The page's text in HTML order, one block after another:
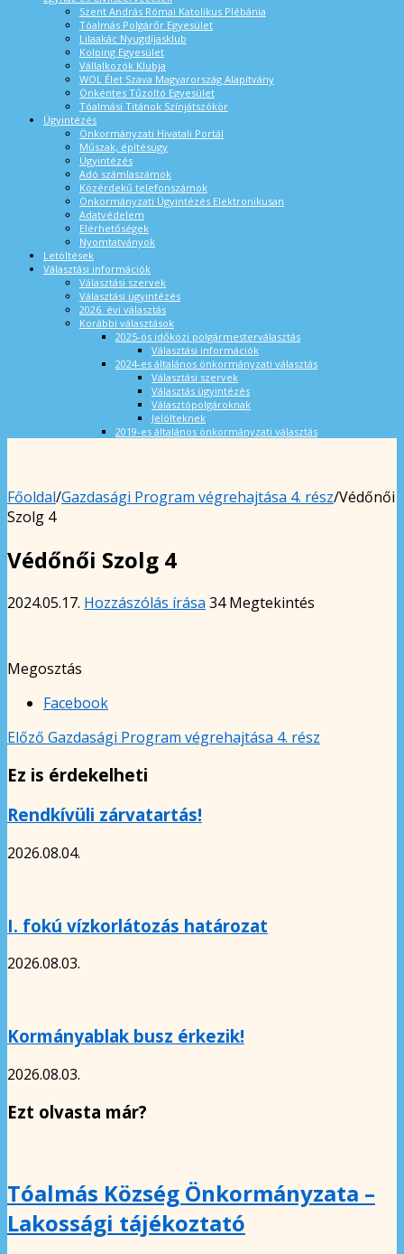
Szent András Római Katolikus Plébánia
Tóalmás Polgárőr Egyesület
Lilaakác Nyugdíjasklub
Kolping Egyesület
Vállalkozók Klubja
WOL Élet Szava Magyarország Alapítvány
Önkéntes Tűzoltó Egyesület
Tóalmási Titánok Színjátszókör
Ügyintézés
Önkormányzati Hivatali Portál
Műszak, építésügy
Ügyintézés
Adó számlaszámok
Közérdekű telefonszámok
Önkormányzati Ügyintézés Elektronikusan
Adatvédelem
Elérhetőségek
Nyomtatványok
Letöltések
Választási információk
Választási szervek
Választási ügyintézés
2026. évi választás
Korábbi választások
2025-ös időközi polgármesterválasztás
Választási információk
2024-es általános önkormányzati választás
Választási szervek
Választás ügyintézés
Választópolgároknak
Jelölteknek
2019-es általános önkormányzati választás
Főoldal/Gazdasági Program végrehajtása 4. rész/Védőnői
Szolg 4
Védőnői Szolg 4
2024.05.17. Hozzászólás írása 34 Megtekintés
Megosztás
Facebook
Előző Gazdasági Program végrehajtása 4. rész
Ez is érdekelheti
Rendkívüli zárvatartás!
2026.08.04.
I. fokú vízkorlátozás határozat
2026.08.03.
Kormányablak busz érkezik!
2026.08.03.
Ezt olvasta már?
Tóalmás Község Önkormányzata –
Lakossági tájékoztató